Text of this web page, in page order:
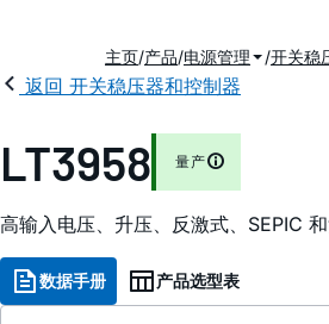
主页 产品 电源管理 开关稳
返回 开关稳压器和控制器
LT3958 量产
高输入电压、升压、反激式、SEPIC
数据手册 产品选型表